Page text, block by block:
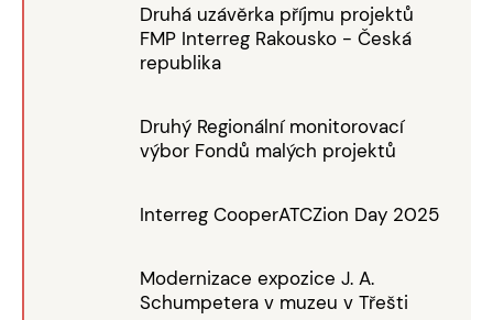
Druhá uzávěrka příjmu projektů
FMP Interreg Rakousko - Česká
republika
Druhý Regionální monitorovací
výbor Fondů malých projektů
Interreg CooperATCZion Day 2025
Modernizace expozice J. A.
Schumpetera v muzeu v Třešti